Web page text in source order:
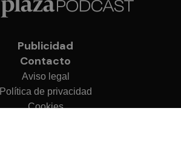
Publicidad
Contacto
Aviso legal
Política de privacidad
Cookies